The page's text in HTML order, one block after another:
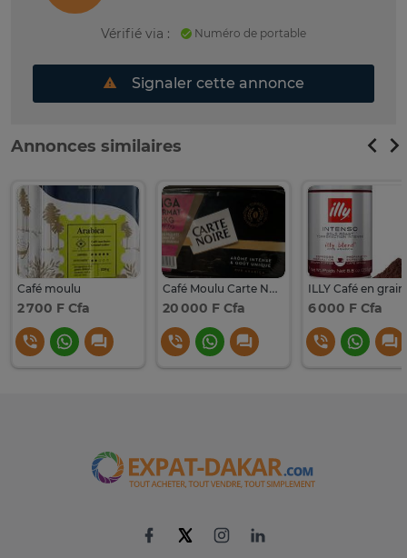
Vérifié via : Numéro de portable
Signaler cette annonce
Annonces similaires
Café moulu
2 700 F Cfa
Café Moulu Carte Noire - pack de 6
20 000 F Cfa 6 000 F Cfa